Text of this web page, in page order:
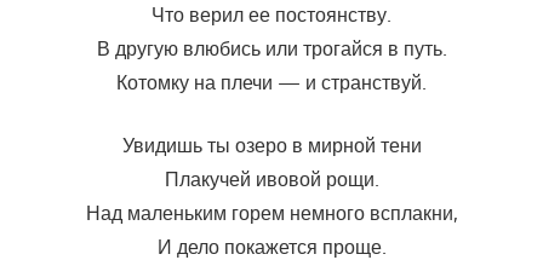
Что верил ее постоянству.
В другую влюбись или трогайся в путь.
Котомку на плечи — и странствуй.
Увидишь ты озеро в мирной тени
Плакучей ивовой рощи.
Над маленьким горем немного всплакни,
И дело покажется проще.